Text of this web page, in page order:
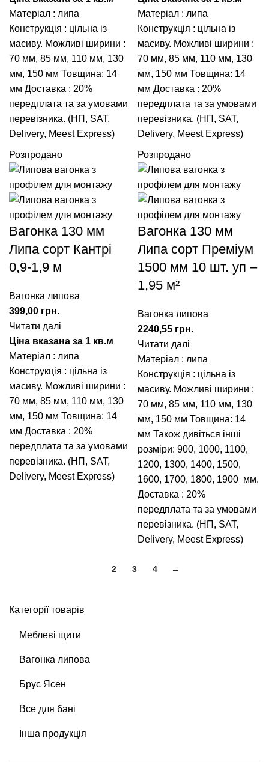
Категорії товарів
Меблеві щити
Вагонка липова
Брус Ясен
Все для бані
Інша продукція
Матеріал : липа
Конструкція : цільна із
масиву. Можливі ширини :
70 мм, 85 мм, 110 мм, 130
мм, 150 мм Товщина: 14
мм Доставка : 20%
передплата та за умовами
перевізника. (НП, SAT,
Delivery, Meest Express)
Матеріал : липа
Конструкція : цільна із
масиву. Можливі ширини :
70 мм, 85 мм, 110 мм, 130
мм, 150 мм Товщина: 14
мм Доставка : 20%
передплата та за умовами
перевізника. (НП, SAT,
Delivery, Meest Express)
Розпродано
Вагонка 130 мм
Липа сорт Кантрі
0,9-1,9 м
Вагонка липова
399,00 грн.
Читати далі
Ціна вказана за 1 кв.м
Матеріал : липа
Конструкція : цільна із
масиву. Можливі ширини :
70 мм, 85 мм, 110 мм, 130
мм, 150 мм Товщина: 14
мм Доставка : 20%
передплата та за умовами
перевізника. (НП, SAT,
Delivery, Meest Express)
Розпродано
Вагонка 130 мм
Липа сорт Преміум
1500 мм 10 шт. уп –
1,95 м²
Вагонка липова
2240,55 грн.
Читати далі
Матеріал : липа
Конструкція : цільна із
масиву. Можливі ширини :
70 мм, 85 мм, 110 мм, 130
мм, 150 мм Товщина: 14
мм Також дивіться інші
розміри: 900, 1000, 1100,
1200, 1300, 1400, 1500,
1600, 1700, 1800, 1900 мм.
Доставка : 20%
передплата та за умовами
перевізника. (НП, SAT,
Delivery, Meest Express)
2 3 4 →